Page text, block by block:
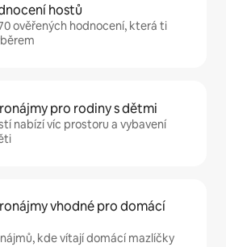
hostů
ověřených hodnocení, která ti
pro rodiny s dětmi
nabízí víc prostoru a vybavení
vhodné pro domácí
kde vítají domácí mazlíčky